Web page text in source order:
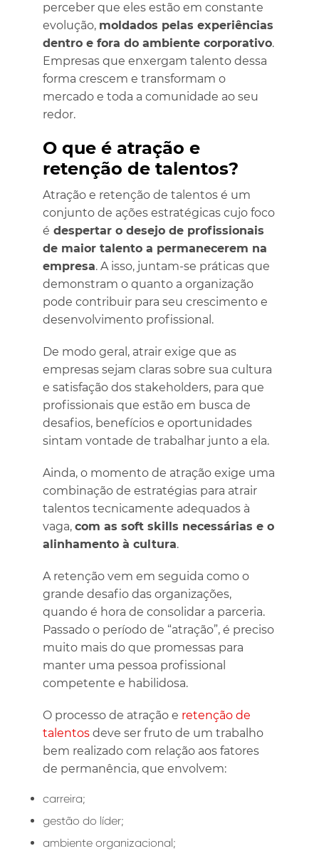
perceber que eles estão em constante
evolução, moldados pelas experiências
dentro e fora do ambiente corporativo.
Empresas que enxergam talento dessa
forma crescem e transformam o
mercado e toda a comunidade ao seu
redor.
O que é atração e
retenção de talentos?
Atração e retenção de talentos é um
conjunto de ações estratégicas cujo foco
é despertar o desejo de profissionais
de maior talento a permanecerem na
empresa. A isso, juntam-se práticas que
demonstram o quanto a organização
pode contribuir para seu crescimento e
desenvolvimento profissional.
De modo geral, atrair exige que as
empresas sejam claras sobre sua cultura
e satisfação dos stakeholders, para que
profissionais que estão em busca de
desafios, benefícios e oportunidades
sintam vontade de trabalhar junto a ela.
Ainda, o momento de atração exige uma
combinação de estratégias para atrair
talentos tecnicamente adequados à
vaga, com as soft skills necessárias e o
alinhamento à cultura.
A retenção vem em seguida como o
grande desafio das organizações,
quando é hora de consolidar a parceria.
Passado o período de “atração”, é preciso
muito mais do que promessas para
manter uma pessoa profissional
competente e habilidosa.
O processo de atração e retenção de
talentos deve ser fruto de um trabalho
bem realizado com relação aos fatores
de permanência, que envolvem:
carreira;
gestão do líder;
ambiente organizacional;